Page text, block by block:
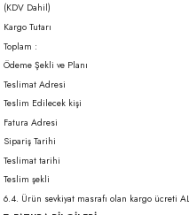
(KDV Dahil)
Kargo Tutarı
Toplam :
Ödeme Şekli ve Planı
Teslimat Adresi
Teslim Edilecek kişi
Fatura Adresi
Sipariş Tarihi
Teslimat tarihi
Teslim şekli
6.4. Ürün sevkiyat masrafı olan kargo ücreti